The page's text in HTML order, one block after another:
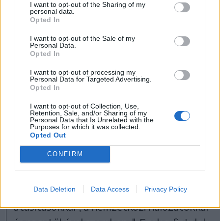
I want to opt-out of the Sharing of my
personal data.
Opted In
I want to opt-out of the Sale of my
Personal Data.
Opted In
I want to opt-out of processing my
Personal Data for Targeted Advertising.
Opted In
I want to opt-out of Collection, Use,
Retention, Sale, and/or Sharing of my
Personal Data that Is Unrelated with the
Purposes for which it was collected.
Opted Out
CONFIRM
Data Deletion Data Access Privacy Policy
jövőt csak munkára lehet építeni. Ők azt
szeretnék, ha a fiatalok folytatnák a
munkájukat, és nem akarják, hogy
„Brüsszelből szalajtott kalandorok”
széthordják azt, amit felépítettek –
mutatott rá.
Nagyon sok fiatal is velük van, többségük
pedig nem éri be „kamu lázadással” –
hangsúlyozta. Ezek a fiatalok valóban
szeretik a hazájukat, komolyan
igazi lázadást a Brüsszelből érkező „idióta
utasításokkal”, a nemzetközi hálózatokkal